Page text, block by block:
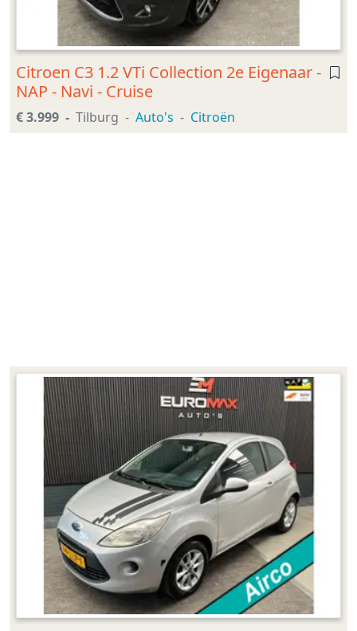
Citroen C3 1.2 VTi Collection 2e Eigenaar -
NAP - Navi - Cruise
€ 3.999 Tilburg Auto's Citroën